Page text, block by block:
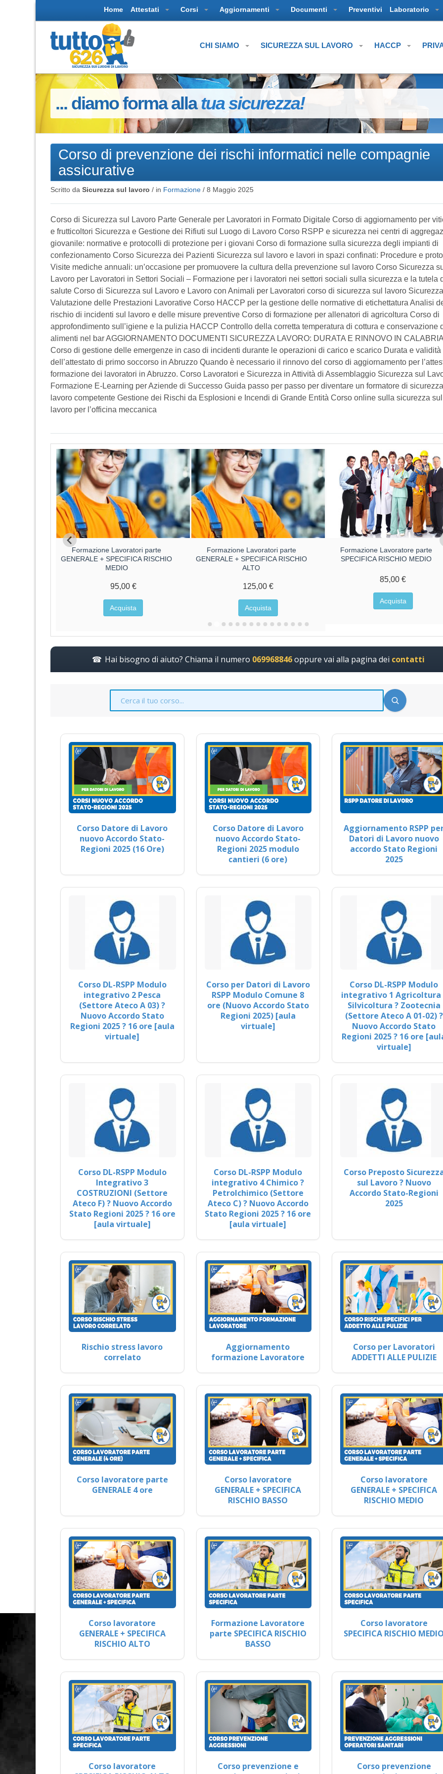
Home Attestati Corsi Aggiornamenti Documenti Preventivi Laboratorio
CHI SIAMO SICUREZZA SUL LAVORO HACCP
... diamo forma allatua sicurezza!
Corso di prevenzione dei rischi informatici nelle compagnie
assicurative
Scritto da Sicurezza sul lavoro / in Formazione / 8 Maggio 2025
Corso di Sicurezza sul Lavoro Parte Generale per Lavoratori in Formato Digitale Corso di aggiornamento per
e frutticoltori Sicurezza e Gestione dei Rifiuti sul Luogo di Lavoro Corso RSPP e sicurezza nei centri di
giovanile: normative e protocolli di protezione per i giovani Corso di formazione sulla sicurezza degli impianti di
confezionamento Corso Sicurezza dei Pazienti Sicurezza sul lavoro e lavori in spazi confinati: Procedure e
Visite mediche annuali: un’occasione per promuovere la cultura della prevenzione sul lavoro Corso Sicurezza
Lavoro per Lavoratori in Settori Sociali – Formazione per i lavoratori nei settori sociali sulla sicurezza e la tutela
salute Corso di Sicurezza sul Lavoro e Lavoro con Animali per Lavoratori corso di sicurezza sul lavoro
Valutazione delle Prestazioni Lavorative Corso HACCP per la gestione delle normative di etichettatura Analisi
rischio di incidenti sul lavoro e delle misure preventive Corso di formazione per allenatori di agricoltura Corso di
approfondimento sull’igiene e la pulizia HACCP Controllo della corretta temperatura di cottura e conservazione
alimenti nel bar AGGIORNAMENTO DOCUMENTI SICUREZZA LAVORO: DURATA E RINNOVO IN CALABRIA
Corso di gestione delle emergenze in caso di incidenti durante le operazioni di carico e scarico Durata e validità
dell’attestato di primo soccorso in Abruzzo Quando è necessario il rinnovo del corso di aggiornamento per
formazione dei lavoratori in Abruzzo. Corso Lavoratori e Sicurezza in Attività di Assemblaggio Sicurezza sul
Formazione E-Learning per Aziende di Successo Guida passo per passo per diventare un formatore di
lavoro competente Gestione dei Rischi da Esplosioni e Incendi di Grande Entità Corso online sulla sicurezza sul
lavoro per l’officina meccanica
Formazione Lavoratori parte
GENERALE + SPECIFICA RISCHIO
MEDIO
95,00 €
Acquista
Formazione Lavoratori parte
GENERALE + SPECIFICA RISCHIO
ALTO
125,00 €
Acquista
Formazione Lavoratore parte
SPECIFICA RISCHIO MEDIO
85,00 €
Acquista
Hai bisogno di aiuto? Chiama il numero 069968846oppure vai alla pagina dei contatti
Corso Datore di Lavoro
nuovo Accordo Stato-
Regioni 2025 (16 Ore)
Corso Datore di Lavoro
nuovo Accordo Stato-
Regioni 2025 modulo
cantieri (6 ore)
Aggiornamento RSPP
Datori di Lavoro nuovo
accordo Stato Regioni
2025
Corso DL-RSPP Modulo
integrativo 2 Pesca
(Settore Ateco A 03) ?
Nuovo Accordo Stato
Regioni 2025 ? 16 ore [aula
virtuale]
Corso per Datori di Lavoro
RSPP Modulo Comune 8
ore (Nuovo Accordo Stato
Regioni 2025) [aula
virtuale]
Corso DL-RSPP Modulo
integrativo 1 Agricoltura
Silvicoltura ? Zootecnia
(Settore Ateco A 01-02) ?
Nuovo Accordo Stato
Regioni 2025 ? 16 ore
virtuale]
Corso DL-RSPP Modulo
Integrativo 3
COSTRUZIONI (Settore
Ateco F) ? Nuovo Accordo
Stato Regioni 2025 ? 16 ore
[aula virtuale]
Corso DL-RSPP Modulo
integrativo 4 Chimico ?
Petrolchimico (Settore
Ateco C) ? Nuovo Accordo
Stato Regioni 2025 ? 16 ore
[aula virtuale]
Corso Preposto
sul Lavoro ? Nuovo
Accordo Stato-Regioni
2025
Rischio stress lavoro
correlato
Aggiornamento
formazione Lavoratore
Corso per Lavoratori
ADDETTI ALLE PULIZIE
Corso lavoratore parte
GENERALE 4 ore
Corso lavoratore
GENERALE + SPECIFICA
RISCHIO BASSO
Corso lavoratore
GENERALE + SPECIFICA
RISCHIO MEDIO
Corso lavoratore
GENERALE + SPECIFICA
RISCHIO ALTO
Formazione Lavoratore
parte SPECIFICA RISCHIO
BASSO
Corso lavoratore
SPECIFICA RISCHIO
Corso lavoratore
Corso prevenzione e
Corso prevenzione